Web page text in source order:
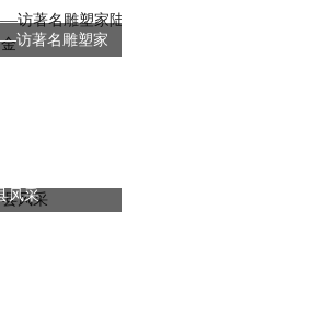
访著名雕塑家
风采